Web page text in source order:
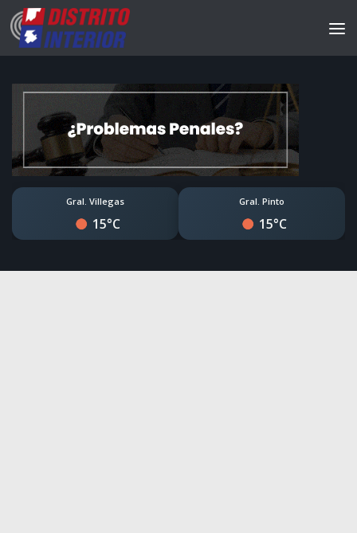
Gral. Villegas
15°C
Gral. Pinto
15°C